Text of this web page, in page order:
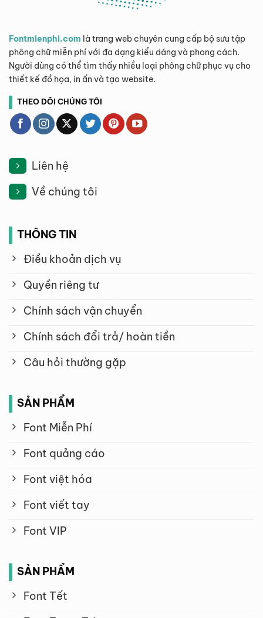
Fontmienphi.com là trang web chuyên cung cấp bộ sưu tập
phông chữ miễn phí với đa dạng kiểu dáng và phong cách.
Người dùng có thể tìm thấy nhiều loại phông chữ phục vụ cho
thiết kế đồ họa, in ấn và tạo website.
THEO DÕI CHÚNG TÔI
Liên hệ
Về chúng tôi
THÔNG TIN
Điều khoản dịch vụ
Quyền riêng tư
Chính sách vận chuyển
Chính sách đổi trả/ hoàn tiền
Câu hỏi thường gặp
SẢN PHẨM
Font Miễn Phí
Font quảng cáo
Font việt hóa
Font viết tay
Font VIP
SẢN PHẨM
Font Tết